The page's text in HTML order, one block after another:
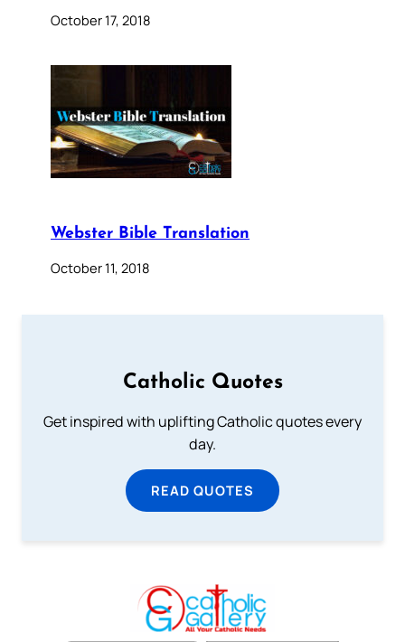
October 17, 2018
Webster Bible Translation
October 11, 2018
Catholic Quotes
Get inspired with uplifting Catholic quotes every
day.
READ QUOTES